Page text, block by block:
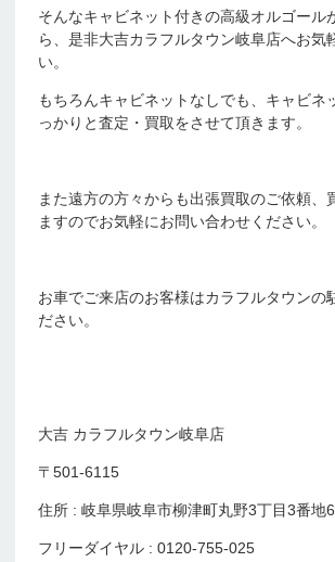
そんなキャビネット付きの高級オルゴール
ら、是非大吉カラフルタウン岐阜店へお気
い。
もちろんキャビネットなしでも、キャビネ
っかりと査定・買取をさせて頂きます。
また遠方の方々からも出張買取のご依頼、
ますのでお気軽にお問い合わせください。
お車でご来店のお客様はカラフルタウンの
ださい。
大吉 カラフルタウン岐阜店
〒501-6115
住所 : 岐阜県岐阜市柳津町丸野3丁目3番地
フリーダイヤル : 0120-755-025